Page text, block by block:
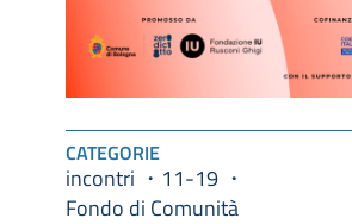
CATEGORIE
incontri
11-19
Fondo di Comunità